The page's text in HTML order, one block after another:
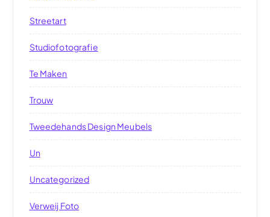
Streetart
Studiofotografie
Te Maken
Trouw
Tweedehands Design Meubels
Un
Uncategorized
Verweij Foto